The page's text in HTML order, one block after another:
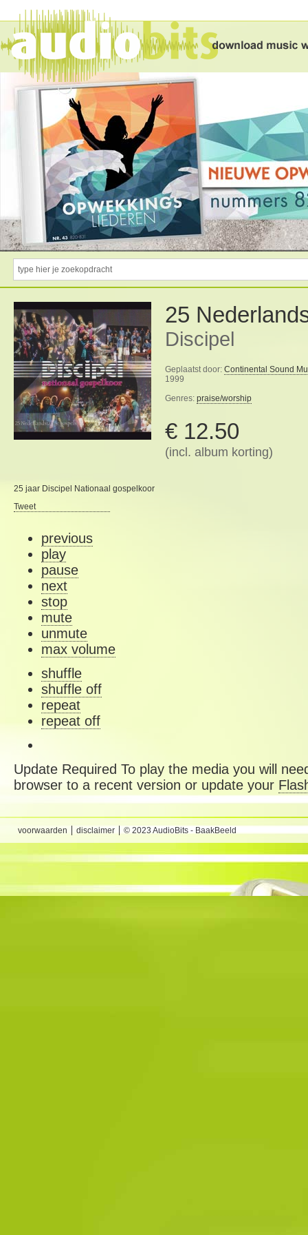
25
Discipel
Geplaatst door: Continental Sound
1999
Genres: praise/worship
€ 12.50
(incl. album korting)
25 jaar Discipel Nationaal gospelkoor
Tweet
previous
play
pause
next
stop
mute
unmute
max volume
shuffle
shuffle off
repeat
repeat off
Update Required To play the media you will
browser to a recent version or update your
voorwaarden disclaimer © 2023 AudioBits - BaakBeeld